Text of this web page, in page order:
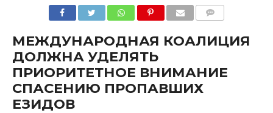
МЕЖДУНАРОДНАЯ КОАЛИЦИЯ
ДОЛЖНА УДЕЛЯТЬ
ПРИОРИТЕТНОЕ ВНИМАНИЕ
СПАСЕНИЮ ПРОПАВШИХ
ЕЗИДОВ